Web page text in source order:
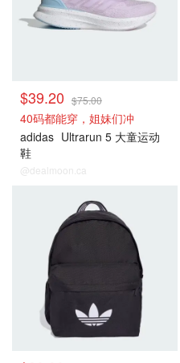
$39.20 $75.00
40码都能穿，姐妹们冲
adidas Ultrarun 5 大童运动
鞋
@dealmoon.ca